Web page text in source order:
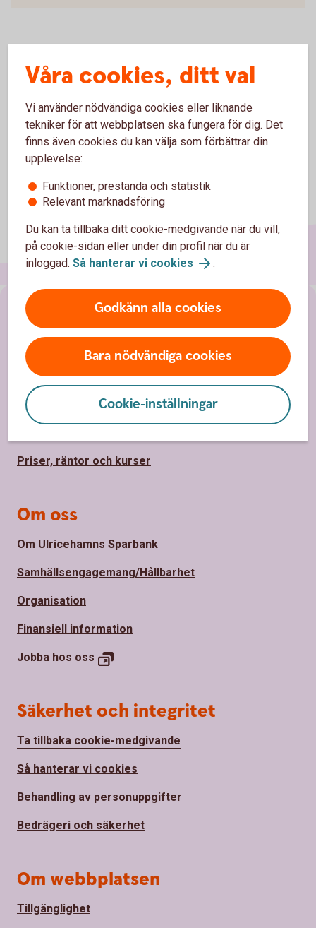
Logga in och se pris för
hemförsäkringen
Våra cookies, ditt val
Vi använder nödvändiga cookies eller liknande
tekniker för att webbplatsen ska fungera för dig. Det
finns även cookies du kan välja som förbättrar din
upplevelse:
Funktioner, prestanda och statistik
Relevant marknadsföring
Du kan ta tillbaka ditt cookie-medgivande när du vill,
på cookie-sidan eller under din profil när du är
inloggad. Så hanterar vi cookies .
Godkänn alla cookies
Bara nödvändiga cookies
Cookie-inställningar
Sidfot
Hitta snabbt
Kundservice/Kontakta oss
Spärrhjälp
Vårt bankontor
Priser, räntor och kurser
Om oss
Om Ulricehamns Sparbank
Samhällsengagemang/Hållbarhet
Organisation
Finansiell information
Jobba hos oss
Säkerhet och integritet
Ta tillbaka cookie-medgivande
Så hanterar vi cookies
Behandling av personuppgifter
Bedrägeri och säkerhet
Om webbplatsen
Tillgänglighet